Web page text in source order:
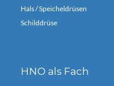
Hals / Speicheldrüsen
Schilddrüse
HNO als Fach